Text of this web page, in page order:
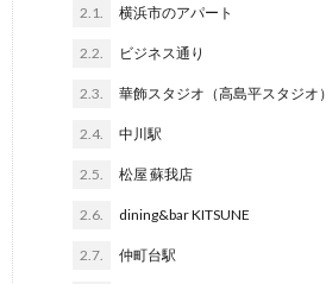
2.1. 横浜市のアパート
2.2. ビジネス通り
2.3. 華飾スタジオ（高島平スタジオ）
2.4. 中川駅
2.5. 松屋 蘇我店
2.6. dining&bar KITSUNE
2.7. 仲町台駅